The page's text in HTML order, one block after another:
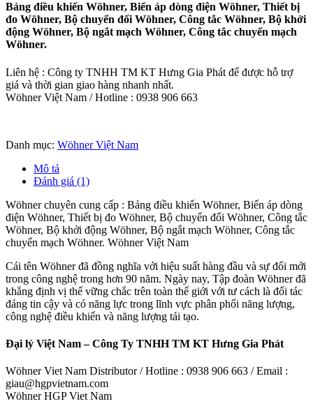
Bảng điều khiển Wöhner, Biến áp dòng điện Wöhner, Thiết bị
đo Wöhner, Bộ chuyển đổi Wöhner, Công tắc Wöhner, Bộ khởi
động Wöhner, Bộ ngắt mạch Wöhner, Công tắc chuyển mạch
Wöhner.
Liên hệ : Công ty TNHH TM KT Hưng Gia Phát để được hỗ trợ
giá và thời gian giao hàng nhanh nhất.
Wöhner Việt Nam / Hotline : 0938 906 663
Danh mục: Wöhner Việt Nam
Mô tả
Đánh giá (1)
Wöhner chuyên cung cấp : Bảng điều khiển Wöhner, Biến áp dòng
điện Wöhner, Thiết bị đo Wöhner, Bộ chuyển đổi Wöhner, Công tắc
Wöhner, Bộ khởi động Wöhner, Bộ ngắt mạch Wöhner, Công tắc
chuyển mạch Wöhner. Wöhner Việt Nam
Cái tên Wöhner đã đồng nghĩa với hiệu suất hàng đầu và sự đổi mới
trong công nghệ trong hơn 90 năm. Ngày nay, Tập đoàn Wöhner đã
khẳng định vị thế vững chắc trên toàn thế giới với tư cách là đối tác
đáng tin cậy và có năng lực trong lĩnh vực phân phối năng lượng,
công nghệ điều khiển và năng lượng tái tạo.
Đại lý Việt Nam – Công Ty TNHH TM KT Hưng Gia Phát
Wöhner Viet Nam Distributor / Hotline : 0938 906 663 / Email :
giau@hgpvietnam.com
Wöhner HGP Viet Nam